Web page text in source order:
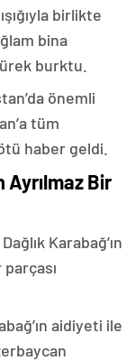
birlikte
bina
burktu.
önemli
tüm
haber geldi.
Ayrılmaz Bir
Karabağ’ın
aidiyeti ile